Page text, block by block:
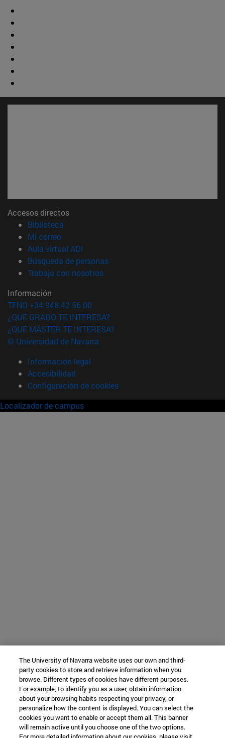
Accesos directos
Biblioteca
Mi correo(abre en nueva ventana)
Aula virtual ADI
Búsqueda de personas(abre en nueva ventana)
Trabaja con nosotros(abre en nueva ventana)
Información
TFNO +34 948 42 56 00
¿QUÉ GRADO TE INTERESA?
¿QUÉ MÁSTER TE INTERESA?
© Universidad de Navarra
Información legal
Accesibilidad
Configuración de cookies
Localizador de campus
The University of Navarra website uses our own and third-
party cookies to store and retrieve information when you
browse. Different types of cookies have different purposes.
For example, to identify you as a user, obtain information
about your browsing habits respecting your privacy, or
personalize how the content is displayed. You can select the
cookies you want to enable or accept them all. This banner
will remain active until you choose one of the two options.